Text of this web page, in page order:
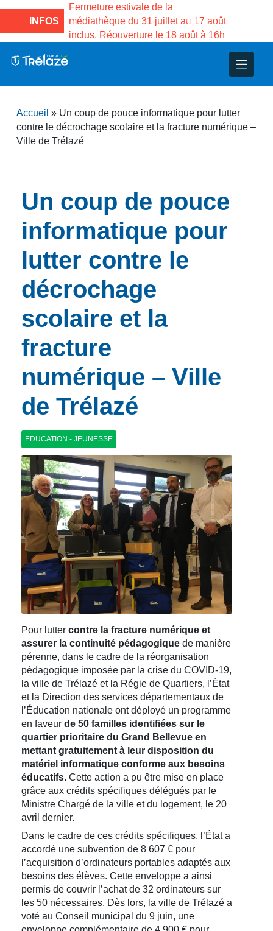
INFOS
de la
juillet au 17 août
le 18 août à 16h
Fermeture estivale de la Maison des
Services publics Vasco de Gama du
3 au 21 août
et d’animations
Projets
– Jumelage
Accueil » Un coup de pouce informatique pour lutter
contre le décrochage scolaire et la fracture numérique –
Ville de Trélazé
Un coup de pouce
informatique pour
lutter contre le
décrochage
scolaire et la
fracture
numérique – Ville
de Trélazé
EDUCATION - JEUNESSE
Pour lutter contre la fracture numérique et
assurer la continuité pédagogique de manière
pérenne, dans le cadre de la réorganisation
pédagogique imposée par la crise du COVID-19,
la ville de Trélazé et la Régie de Quartiers, l’État
et la Direction des services départementaux de
l’Éducation nationale ont déployé un programme
en faveur de 50 familles identifiées sur le
quartier prioritaire du Grand Bellevue en
mettant gratuitement à leur disposition du
matériel informatique conforme aux besoins
éducatifs. Cette action a pu être mise en place
grâce aux crédits spécifiques délégués par le
Ministre Chargé de la ville et du logement, le 20
avril dernier.
Dans le cadre de ces crédits spécifiques, l’État a
accordé une subvention de 8 607 € pour
l’acquisition d’ordinateurs portables adaptés aux
besoins des élèves. Cette enveloppe a ainsi
permis de couvrir l’achat de 32 ordinateurs sur
les 50 nécessaires. Dès lors, la ville de Trélazé a
voté au Conseil municipal du 9 juin, une